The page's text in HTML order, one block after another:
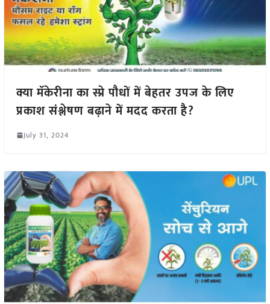
क्या मॅकेरीना का स्प्रे पौधों में बेहतर उपज के लिए
प्रकाश संश्लेषण बढ़ाने में मदद करता है?
July 31, 2024